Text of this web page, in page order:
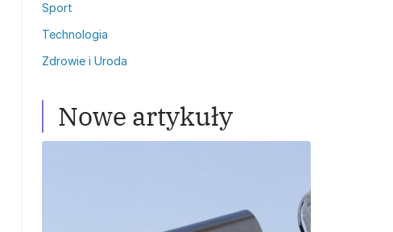
Sport
Technologia
Zdrowie i Uroda
Nowe artykuły